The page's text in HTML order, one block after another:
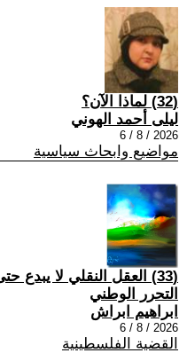
(32) لماذا الآن؟
ليلى أحمد الهوني
2026 / 8 / 6
مواضيع وابحاث سياسية
(33) العقل النقلي لا
التحرر الوطني
ابراهيم ابراش
2026 / 8 / 6
القضية الفلسطينية